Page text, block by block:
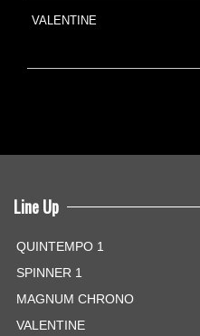
VALENTINE
Line Up
QUINTEMPO 1
SPINNER 1
MAGNUM CHRONO
VALENTINE